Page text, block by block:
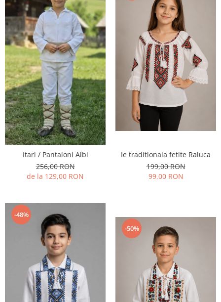
Itari / Pantaloni Albi
256,00 RON
de la 129,00 RON
Ie traditionala fetite Raluca
199,00 RON
99,00 RON
-48%
-50%